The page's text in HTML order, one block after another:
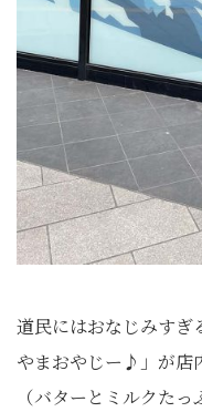
道民にはおなじみす
やまおやじー♪」が店
（バターとミルクた